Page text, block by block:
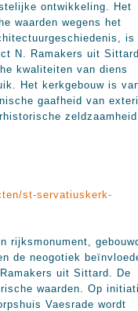
ontwikkeling. Het
waarden wegens het
is
N. Ramakers uit
kwaliteiten van diens
Het kerkgebouw is
gaafheid van
st-servatiuskerk-
rijksmonument,
de neogotiek
uit Sittard. De
waarden. Op
Vaesrade wordt